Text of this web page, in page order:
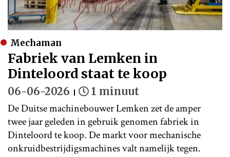
Mechaman
Fabriek van Lemken in
Dinteloord staat te koop
06-06-2026 1 minuut
De Duitse machinebouwer Lemken zet de amper
twee jaar geleden in gebruik genomen fabriek in
Dinteloord te koop. De markt voor mechanische
onkruidbestrijdigsmachines valt namelijk tegen.